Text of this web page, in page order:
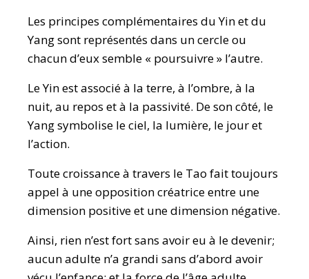
Les principes complémentaires du Yin et du
Yang sont représentés dans un cercle ou
chacun d’eux semble « poursuivre » l’autre.
Le Yin est associé à la terre, à l’ombre, à la
nuit, au repos et à la passivité. De son côté, le
Yang symbolise le ciel, la lumière, le jour et
l’action.
Toute croissance à travers le Tao fait toujours
appel à une opposition créatrice entre une
dimension positive et une dimension négative.
Ainsi, rien n’est fort sans avoir eu à le devenir;
aucun adulte n’a grandi sans d’abord avoir